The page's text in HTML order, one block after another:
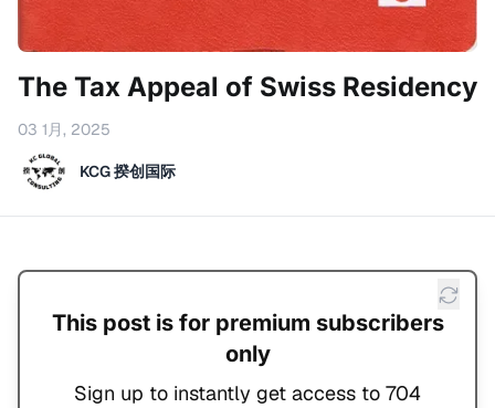
The Tax Appeal of Swiss Residency
03 1月, 2025
KCG 揆创国际
This post is for premium subscribers
only
Sign up to instantly get access to 704